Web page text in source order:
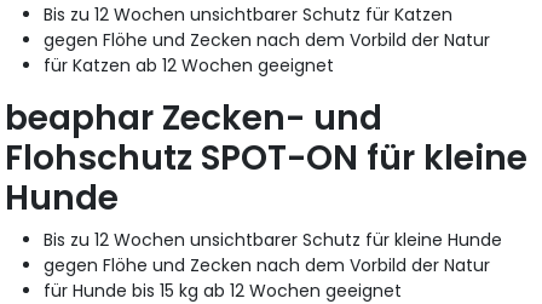
Bis zu 12 Wochen unsichtbarer Schutz für Katzen
gegen Flöhe und Zecken nach dem Vorbild der Natur
für Katzen ab 12 Wochen geeignet
beaphar Zecken- und
Flohschutz SPOT-ON für kleine
Hunde
Bis zu 12 Wochen unsichtbarer Schutz für kleine Hunde
gegen Flöhe und Zecken nach dem Vorbild der Natur
für Hunde bis 15 kg ab 12 Wochen geeignet